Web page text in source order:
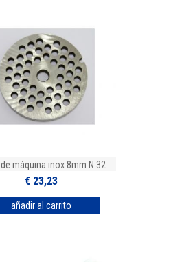
máquina inox 8mm N.32
€ 23,23